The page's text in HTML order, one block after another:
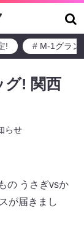
! # M-1グラン
グ! 関西
らせ
の うさぎvsか
が届きまし